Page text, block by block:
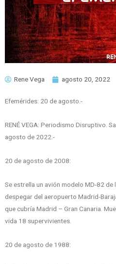
Rene Vega agosto 20, 2022
Efemérides: 20 de agosto.-
RENÉ VEGA: Periodismo Disruptivo.
agosto de 2022.-
20 de agosto de 2008:
Se estrella un avión modelo MD-82
despegar del aeropuerto Madrid-
que cubría Madrid – Gran Canaria.
vida 18 supervivientes.
20 de agosto de 1988: